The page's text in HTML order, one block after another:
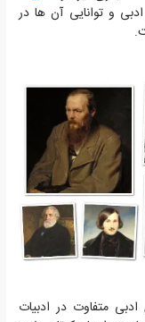
و توانایی آن ها در
متفاوت در ادبیات